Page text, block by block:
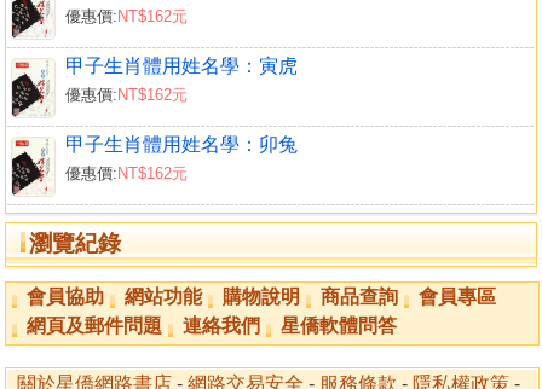
優惠價: NT$162元
甲子生肖體用姓名學：寅虎
優惠價: NT$162元
甲子生肖體用姓名學：卯兔
優惠價: NT$162元
瀏覽紀錄
戌（狗）生肖五行生剋之六種型態
戌（狗）喜忌
戌（狗）生人生月吉凶
姓名解析範例
亥豬
亥（豬）年生人之姓名吉凶概論
亥（豬）生剋
亥（豬）生肖五行生剋之六種型態
亥（豬）喜忌
亥（豬）生人生月吉凶
姓名解析範例
相關字例整理
會員協助 網站功能 購物說明 商品查詢
會員專區
網頁及郵件問題
連絡我們 星僑軟體問答
關於星僑網路書店 - 網路交易安全 - 服務條款 - 隱私權政策 -